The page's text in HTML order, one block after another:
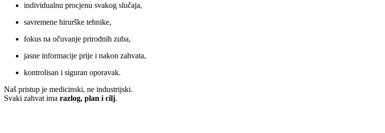
individualnu procjenu svakog slučaja,
savremene hirurške tehnike,
fokus na očuvanje prirodnih zuba,
jasne informacije prije i nakon zahvata,
kontrolisan i siguran oporavak.
Naš pristup je medicinski, ne industrijski.
Svaki zahvat ima razlog, plan i cilj.